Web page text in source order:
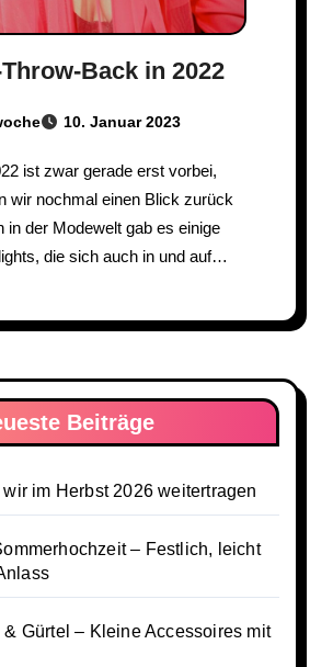
Back in 2022
10. Januar 2023
wir nochmal einen Blick zurück
in der Modewelt gab es einige
die sich auch in und auf…
Beiträge
im Herbst 2026 weitertragen
– Festlich, leicht
Gürtel – Kleine Accessoires mit